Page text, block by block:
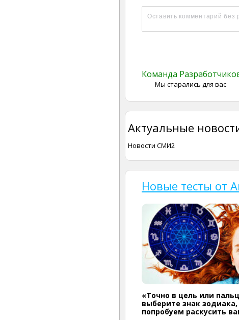
Команда
Мы старались для вас
Актуальные
Новости СМИ2
Новые тесты от
«Точно в цель или
выберите знак
попробуем раскусить